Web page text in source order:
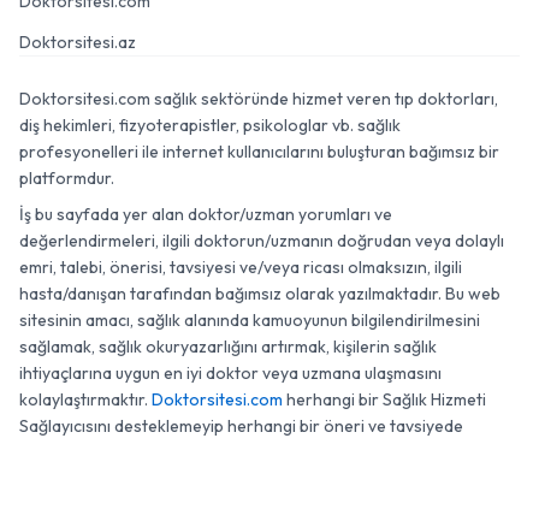
Doktorsitesi.az
Doktorsitesi.com sağlık sektöründe hizmet veren tıp doktorları,
diş hekimleri, fizyoterapistler, psikologlar vb. sağlık
profesyonelleri ile internet kullanıcılarını buluşturan bağımsız bir
platformdur.
İş bu sayfada yer alan doktor/uzman yorumları ve
değerlendirmeleri, ilgili doktorun/uzmanın doğrudan veya dolaylı
emri, talebi, önerisi, tavsiyesi ve/veya ricası olmaksızın, ilgili
hasta/danışan tarafından bağımsız olarak yazılmaktadır. Bu web
sitesinin amacı, sağlık alanında kamuoyunun bilgilendirilmesini
sağlamak, sağlık okuryazarlığını artırmak, kişilerin sağlık
ihtiyaçlarına uygun en iyi doktor veya uzmana ulaşmasını
kolaylaştırmaktır. Doktorsitesi.com herhangi bir Sağlık Hizmeti
Sağlayıcısını desteklemeyip herhangi bir öneri ve tavsiyede